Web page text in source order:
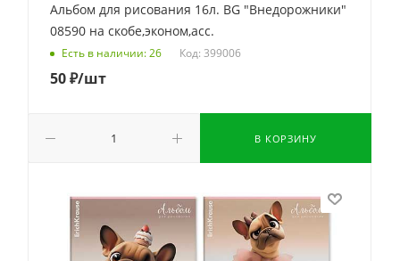
Альбом для рисования 16л. BG "Внедорожники"
08590 на скобе,эконом,асс.
Есть в наличии: 26 Код: 399006
50₽/шт
В КОРЗИНУ